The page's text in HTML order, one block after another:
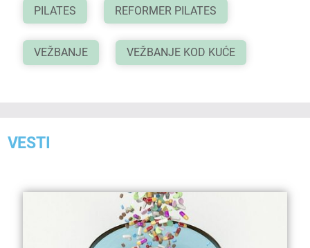
PILATES REFORMER PILATES
VEŽBANJE VEŽBANJE KOD KUĆE
VESTI